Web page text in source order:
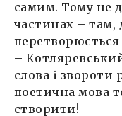
самим. Тому не
частинах – там,
–
слова і звороти
поетична мова
створити!